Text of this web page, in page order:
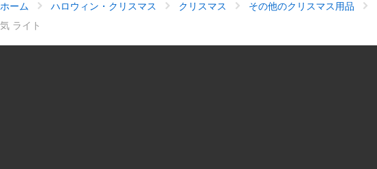
ホーム ハロウィン・クリスマス クリスマス その他のクリスマス用品
気 ライト